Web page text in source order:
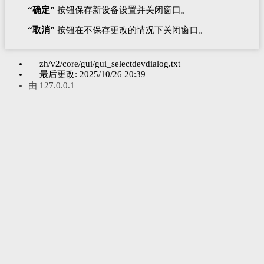
“确定” 按钮保存新设备设置并关闭窗口。
“取消” 按钮在不保存更改的情况下关闭窗口。
zh/v2/core/gui/gui_selectdevdialog.txt
最后更改: 2025/10/26 20:39
由 127.0.0.1